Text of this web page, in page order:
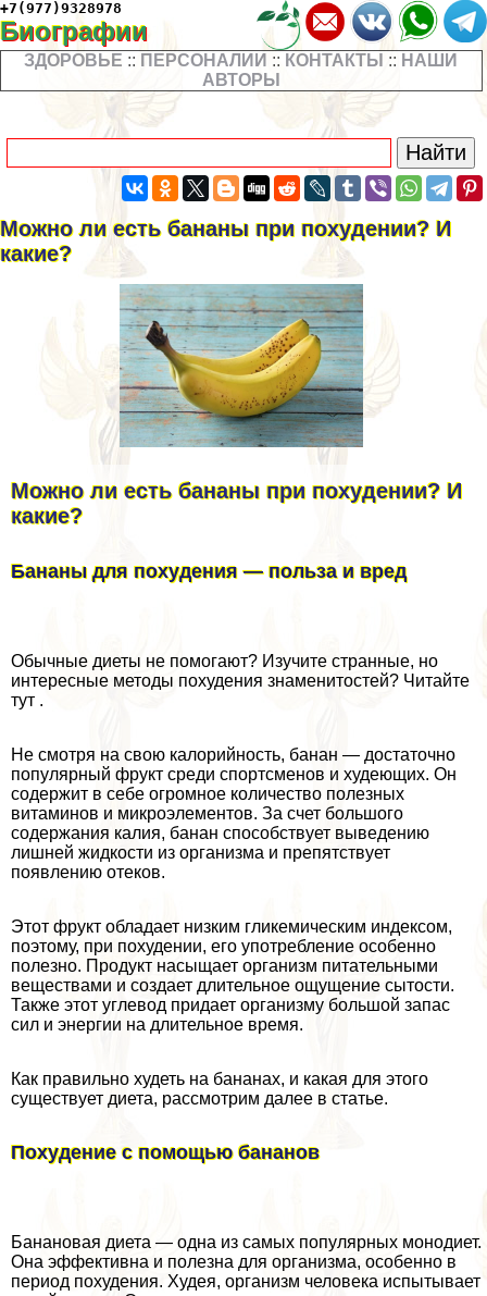
+7(977)9328978
Биографии
ЗДОРОВЬЕ :: ПЕРСОНАЛИИ :: КОНТАКТЫ :: НАШИ
АВТОРЫ
Можно ли есть бананы при похудении? И
какие?
Можно ли есть бананы при похудении? И
какие?
Бананы для похудения — польза и вред
Обычные диеты не помогают? Изучите странные, но
интересные методы похудения знаменитостей? Читайте
тут .
Не смотря на свою калорийность, банан — достаточно
популярный фрукт среди спортсменов и худеющих. Он
содержит в себе огромное количество полезных
витаминов и микроэлементов. За счет большого
содержания калия, банан способствует выведению
лишней жидкости из организма и препятствует
появлению отеков.
Этот фрукт обладает низким гликемическим индексом,
поэтому, при похудении, его употрeбление особенно
полезно. Продукт насыщает организм питательными
веществами и создает длительное ощущение сытости.
Также этот углевод придает организму большой запас
сил и энергии на длительное время.
Как правильно худеть на бананах, и какая для этого
существует диета, рассмотрим далее в статье.
Похудение с помощью бананов
Банановая диета — одна из самых популярных монодиет.
Она эффективна и полезна для организма, особенно в
период похудения. Худея, организм человека испытывает